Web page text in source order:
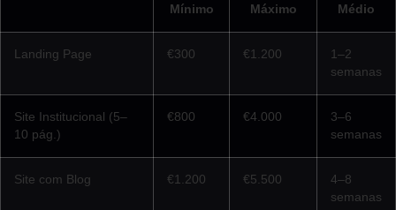
Mínimo
Máximo
Médio
Landing Page €300 €1.200
1–2
semanas
Site Institucional (5–
10 pág.)
€800 €4.000
3–6
semanas
Site com Blog €1.200 €5.500
4–8
semanas